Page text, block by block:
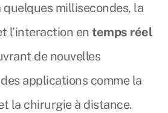
millisecondes, la
l’interaction entemps réel
de nouvelles
applications comme la
la chirurgie à distance.